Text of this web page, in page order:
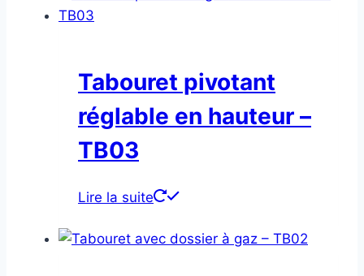
Tabouret pivotant
réglable en hauteur –
TB03
Lire la suite